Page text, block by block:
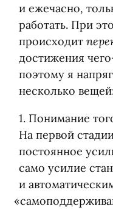
и ежечасно,
работать. При
происходит
достижения
поэтому я
несколько
1. Понимание
На первой
постоянное
само усилие
и
«